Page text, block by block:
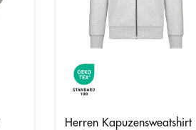
Herren Kapuzensweatshirt